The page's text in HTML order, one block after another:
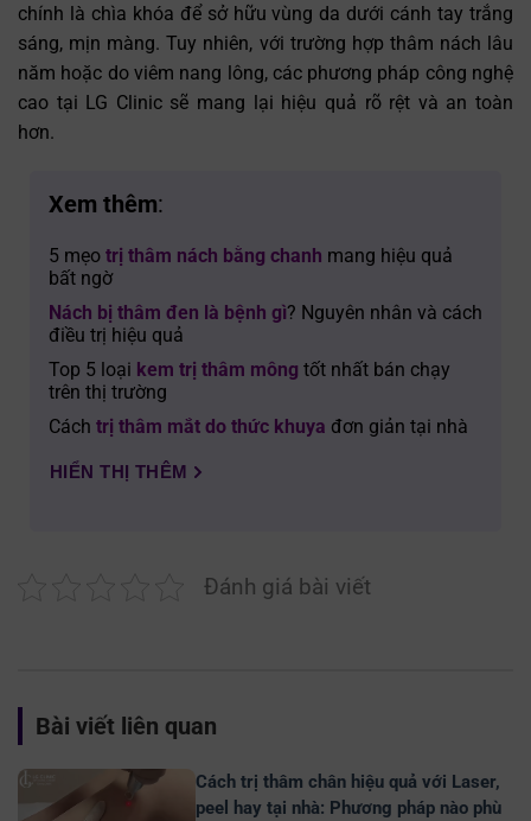
chính là chìa khóa để sở hữu vùng da dưới cánh tay trắng
sáng, mịn màng. Tuy nhiên, với trường hợp thâm nách lâu
năm hoặc do viêm nang lông, các phương pháp công nghệ
cao tại LG Clinic sẽ mang lại hiệu quả rõ rệt và an toàn
hơn.
Xem thêm:
5 mẹo trị thâm nách bằng chanh mang hiệu quả
bất ngờ
Nách bị thâm đen là bệnh gì? Nguyên nhân và cách
điều trị hiệu quả
Top 5 loại kem trị thâm mông tốt nhất bán chạy
trên thị trường
Cách trị thâm mắt do thức khuya đơn giản tại nhà
HIỂN THỊ THÊM
Đánh giá bài viết
Bài viết liên quan
Cách trị thâm chân hiệu quả với Laser,
peel hay tại nhà: Phương pháp nào phù